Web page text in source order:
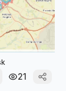
21